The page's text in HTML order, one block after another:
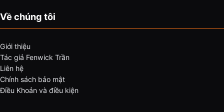
Về chúng tôi
Giới thiệu
Tác giả Fenwick Trần
Liên hệ
Chính sách bảo mật
Điều Khoản và điều kiện